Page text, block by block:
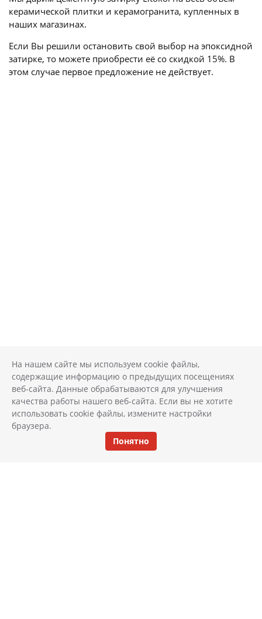
керамической плитки и керамогранита, купленных в
наших магазинах.
Если Вы решили остановить свой выбор на эпоксидной
затирке, то можете приобрести её со скидкой 15%. В
этом случае первое предложение не действует.
На нашем сайте мы используем cookie файлы,
содержащие информацию о предыдущих посещениях
веб-сайта. Данные обрабатываются для улучшения
качества работы нашего веб-сайта. Если вы не хотите
использовать cookie файлы, измените настройки
браузера.
Понятно